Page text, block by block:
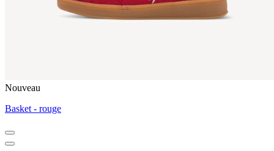
Nouveau
Basket - rouge